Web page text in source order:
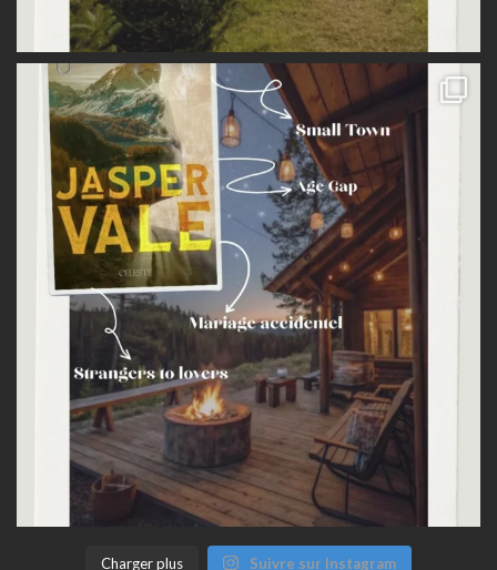
Charger plus Suivre sur Instagram